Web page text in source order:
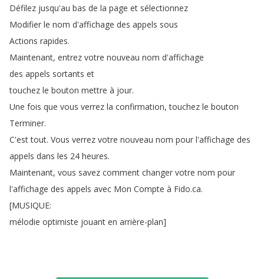
Défilez jusqu'au bas de la page et sélectionnez
Modifier le nom d'affichage des appels sous
Actions rapides.
Maintenant, entrez votre nouveau nom d'affichage
des appels sortants et
touchez le bouton mettre à jour.
Une fois que vous verrez la confirmation,touchez le bouton
Terminer.
C'est tout. Vous verrez votre nouveau nom pour l'affichage des
appels dans les 24 heures.
Maintenant, vous savez comment changer votre nom pour
l'affichage des appels avec Mon Compte à Fido.ca.
[MUSIQUE:
mélodie optimiste jouant en arrière-plan]